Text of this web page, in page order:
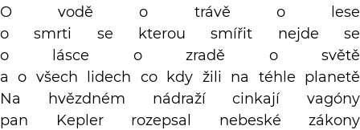
O vodě o trávě o lese
o smrti se kterou smířit nejde se
o lásce o zradě o světě
a o všech lidech co kdy žili na téhle planetě
Na hvězdném nádraží cinkají vagóny
pan Kepler rozepsal nebeské zákony